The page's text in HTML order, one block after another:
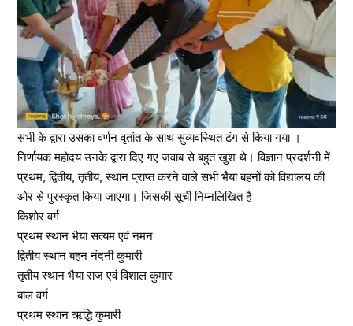
सभी के द्वारा उसका वर्णन वृतांत के साथ सुव्यवस्थित ढंग से किया गया ।
निर्णायक महोदय उनके द्वारा दिए गए जवाब से बहुत खुश थे। विज्ञान प्रदर्शनी में
प्रथम, द्वितीय, तृतीय, स्थान प्राप्त करने वाले सभी भैया बहनों को विद्यालय की
ओर से पुरस्कृत किया जाएगा। जिसकी सूची निम्नलिखित है
किशोर वर्ग
प्रथम स्थान भैया सत्यम एवं नमन
द्वितीय स्थान बहन नंदनी कुमारी
तृतीय स्थान भैया राज एवं विशाल कुमार
बाल वर्ग
प्रथम स्थान ऋद्धि कुमारी